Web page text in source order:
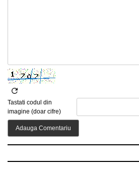
Tastati codul din
imagine (doar cifre)